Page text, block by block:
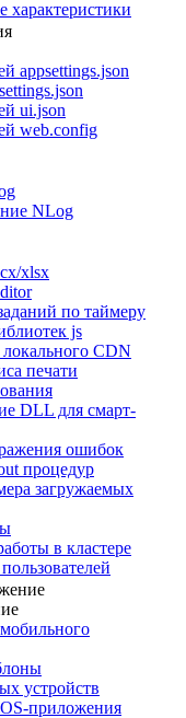
характеристики
appsettings.json
ui.json
web.config
NLog
xlsx
по таймеру
js
CDN
печати
DLL для смарт-
ошибок
процедур
загружаемых
в кластере
устройств
приложения